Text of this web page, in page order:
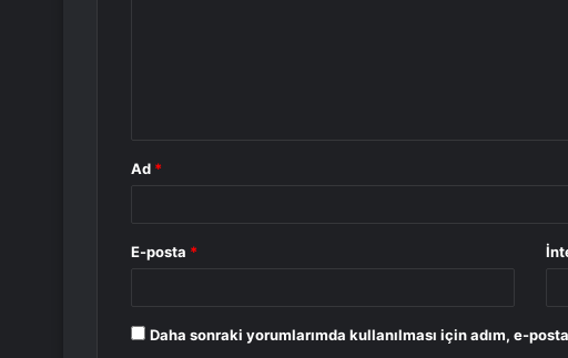
Ad *
E-posta *
Daha sonraki yorumlarımda kullanılması için adım, e-